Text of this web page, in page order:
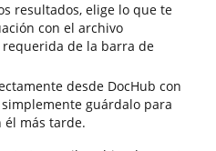
resultados, elige lo que te
con el archivo
de la barra de
desde DocHub con
guárdalo para
más tarde.